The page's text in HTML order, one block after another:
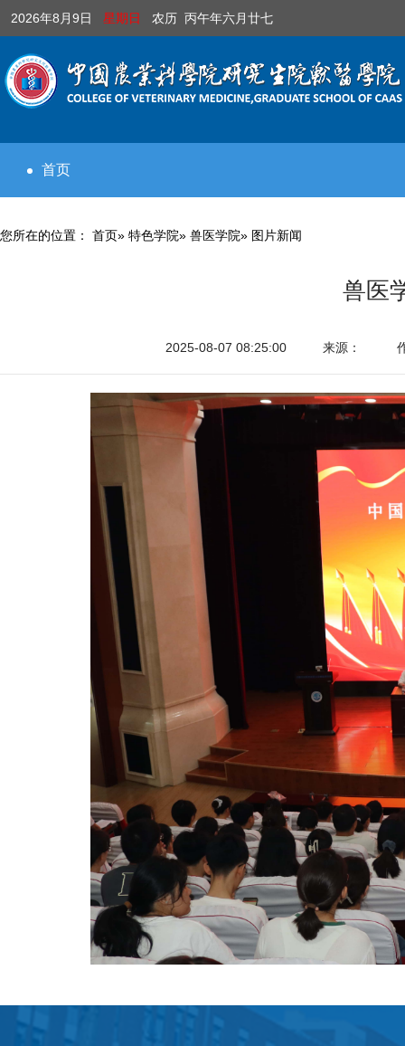
2026年8月9日 星期日 农历 丙午年六月廿七
首页
您所在的位置： 首页» 特色学院» 兽医学院» 图片新闻
兽医
2025-08-07 08:25:00 来源：